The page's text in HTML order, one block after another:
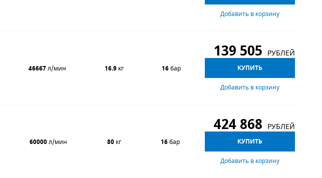
Добавить в корзину
46667л/мин 16.9 кг 16бар
139 505 РУБЛЕЙ
КУПИТЬ
Добавить в корзину
60000л/мин 80 кг 16бар
424 868 РУБЛЕЙ
КУПИТЬ
Добавить в корзину